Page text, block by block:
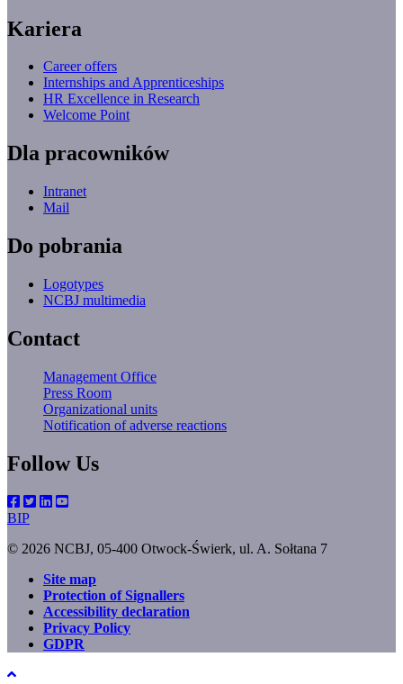
Kariera
Career offers
Internships and Apprenticeships
HR Excellence in Research
Welcome Point
Dla pracowników
Intranet
Mail
Do pobrania
Logotypes
NCBJ multimedia
Contact
Management Office
Press Room
Organizational units
Notification of adverse reactions
Follow Us
BIP
© 2026 NCBJ, 05-400 Otwock-Świerk, ul. A. Sołtana 7
Footer
menu
Site map
Protection of Signallers
Accessibility declaration
Privacy Policy
GDPR